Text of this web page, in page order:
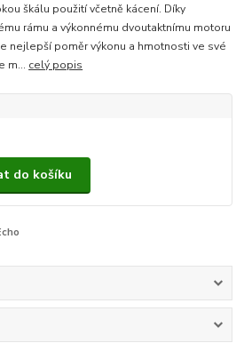
škálu použití včetně kácení. Díky
rámu a výkonnému dvoutaktnímu motoru
nejlepší poměr výkonu a hmotnosti ve své
m... celý popis
do košíku